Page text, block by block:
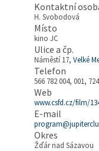
Kontaktní
H. Svobodová
Místo
kino JC
Ulice a čp.
Náměstí 17,Velké
Telefon
566 782 004, 001,
Web
www.csfd.cz/film/
E-mail
Okres
Žďár nad Sázavou